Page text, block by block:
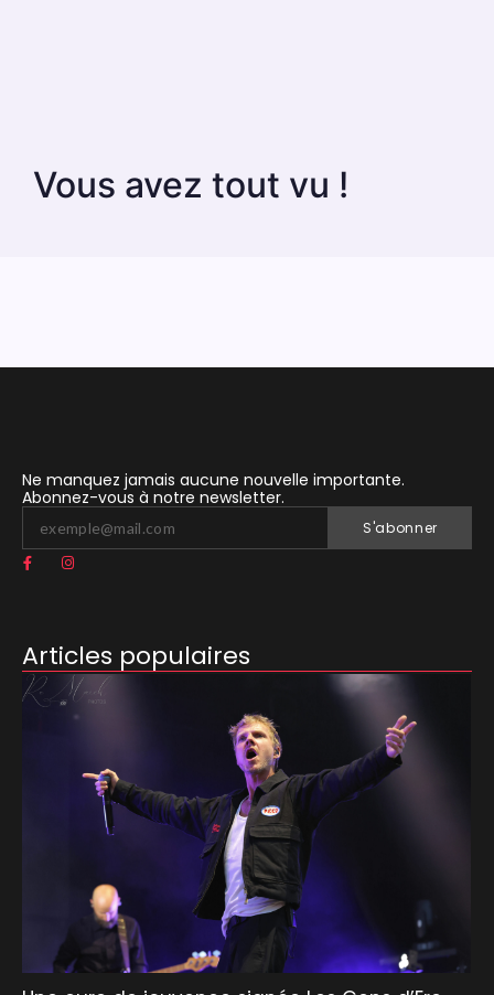
Vous avez tout vu !
Ne manquez jamais aucune nouvelle importante.
Abonnez-vous à notre newsletter.
S'abonner
Articles populaires